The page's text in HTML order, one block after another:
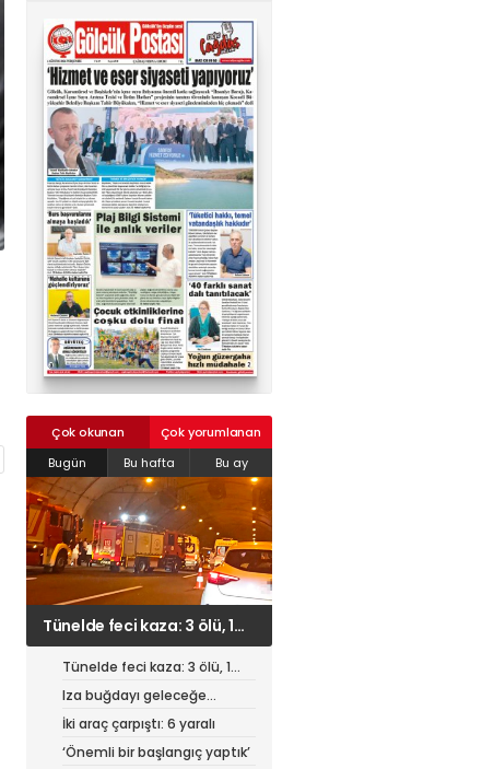
Çok okunan
Çok yorumlanan
Bugün
Bu hafta Bu ay
Iza buğdayı geleceğe
taşınıyor
Tünelde feci kaza: 3 ölü, 1
ağır yaralı
Iza buğdayı geleceğe
taşınıyor
İki araç çarpıştı: 6 yaralı
‘Önemli bir başlangıç yaptık’
02624132333
haber@golcukpostasi.com